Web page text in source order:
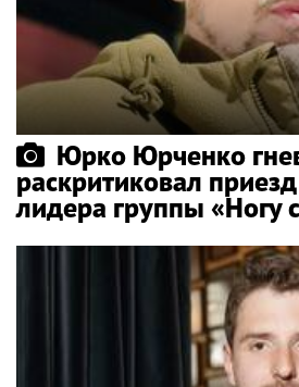
Юрко Юрченко
раскритиковал
лидера группы «Ногу